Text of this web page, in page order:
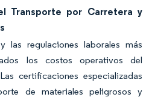
Transporte por Carretera y
las regulaciones laborales más
los costos operativos del
certificaciones especializadas
de materiales peligrosos y